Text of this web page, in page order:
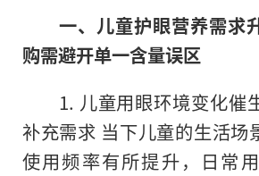
一、儿童护眼营养需求
购需避开单一含量误区
1. 儿童用眼环境变化催
补充需求 当下儿童的生活场
使用频率有所提升，日常